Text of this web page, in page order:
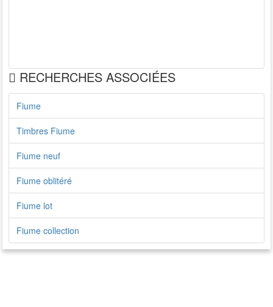
RECHERCHES ASSOCIÉES
Fiume
Timbres Fiume
Fiume neuf
Fiume oblitéré
Fiume lot
Fiume collection